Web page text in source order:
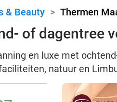
& Beauty > Thermen
of dagentree
en luxe met
natuur en